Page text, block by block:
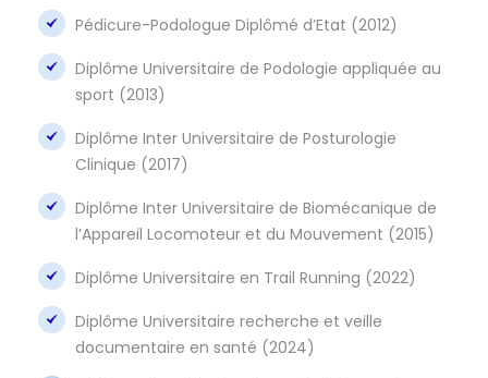
Pédicure-Podologue Diplômé d’Etat (2012)
Diplôme Universitaire de Podologie appliquée au
sport (2013)
Diplôme Inter Universitaire de Posturologie
Clinique (2017)
Diplôme Inter Universitaire de Biomécanique de
l’Appareil Locomoteur et du Mouvement (2015)
Diplôme Universitaire en Trail Running (2022)
Diplôme Universitaire recherche et veille
documentaire en santé (2024)